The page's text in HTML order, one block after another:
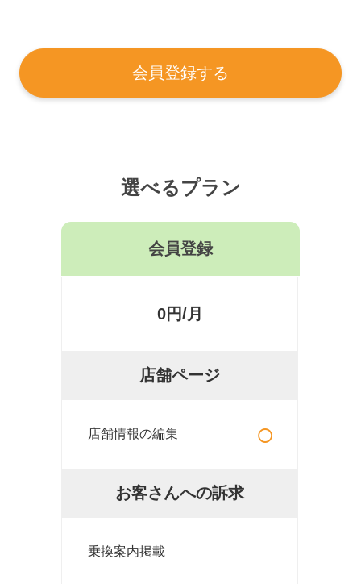
会員登録する
選べるプラン
会員登録
0円/月
店舗ページ
店舗情報の編集 ○
お客さんへの訴求
乗換案内掲載